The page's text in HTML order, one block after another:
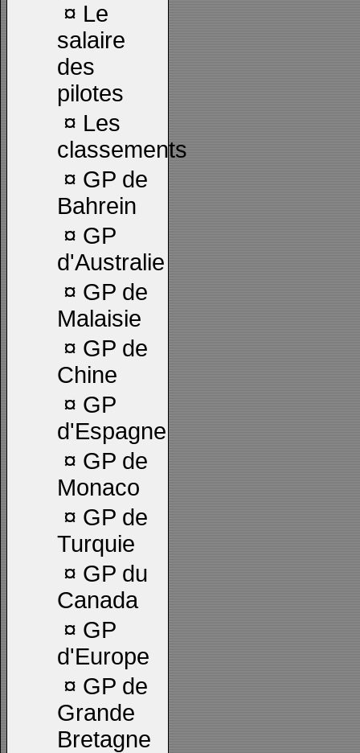
¤ Le
salaire
des
pilotes
¤ Les
classements
¤ GP de
Bahrein
¤ GP
d'Australie
¤ GP de
Malaisie
¤ GP de
Chine
¤ GP
d'Espagne
¤ GP de
Monaco
¤ GP de
Turquie
¤ GP du
Canada
¤ GP
d'Europe
¤ GP de
Grande
Bretagne